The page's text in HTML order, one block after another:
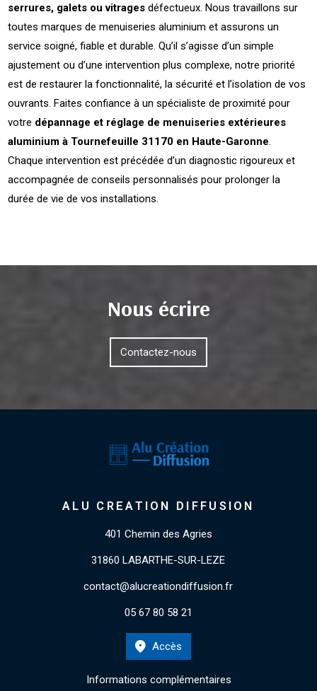
serrures, galets ou vitrages défectueux. Nous travaillons sur
toutes marques de menuiseries aluminium et assurons un
service soigné, fiable et durable. Qu’il s’agisse d’un simple
ajustement ou d’une intervention plus complexe, notre priorité
est de restaurer la fonctionnalité, la sécurité et l’isolation de vos
ouvrants. Faites confiance à un spécialiste de proximité pour
votre dépannage et réglage de menuiseries extérieures
aluminium à Tournefeuille 31170 en Haute-Garonne.
Chaque intervention est précédée d’un diagnostic rigoureux et
accompagnée de conseils personnalisés pour prolonger la
durée de vie de vos installations.
Nous écrire
Contactez-nous
ALU CREATION DIFFUSION
401 Chemin des Agries
31860 LABARTHE-SUR-LEZE
contact@alucreationdiffusion.fr
05 67 80 58 21
Accès
Informations complémentaires